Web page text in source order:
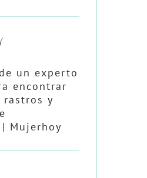
un experto
encontrar
rastros y
Mujerhoy